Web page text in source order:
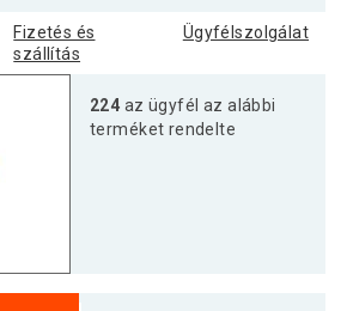
Fizetés és
szállítás
Ügyfélszolgálat
224 az ügyfél az alábbi
terméket rendelte